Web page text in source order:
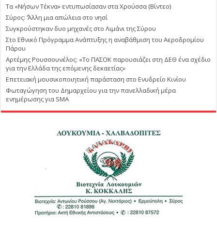
Τα «Νήσων Τέκνα» εντυπωσίασαν στα Χρούσσα (Βίντεο)
Σύρος: ΄’Άλλη μια απώλεια στο νησί
Συγκρούστηκαν δυο μηχανές στο Λιμάνι της Σύρου
Στο Εθνικό Πρόγραμμα Ανάπτυξης η αναβάθμιση του Αεροδρομίου
Πάρου
Αρτέμης Ρουσσουνέλος: «Το ΠΑΣΟΚ παρουσιάζει στη ΔΕΘ ένα σχέδιο
για την Ελλάδα της επόμενης δεκαετίας»
Επετειακή μουσικοποιητική παράσταση στο Ενυδρείο Κινίου
Φωταγώγηση του Δημαρχείου για την πανελλαδική μέρα
ενημέρωσης για SMA